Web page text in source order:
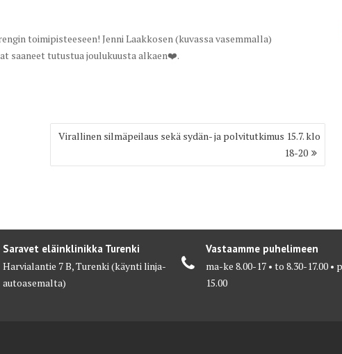
toimipisteeseen! Jenni Laakkosen (kuvassa vasemmalla)
saaneet tutustua joulukuusta alkaen❤️.
Virallinen silmäpeilaus sekä sydän- ja polvitutkimus 15.7. klo
18-20
Saravet eläinklinikka Turenki
Harvialantie 7 B, Turenki (käynti linja-
autoasemalta)
Vastaamme puhelimeen
ma-ke 8.00-17 • to 8.30-17.00 •
15.00